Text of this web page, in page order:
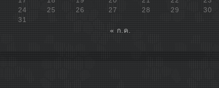
24
25 26 27 28 29
30
31
« ก.ค.